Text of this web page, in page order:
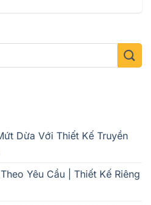
Dừa Với Thiết Kế Truyền
Yêu Cầu | Thiết Kế Riêng